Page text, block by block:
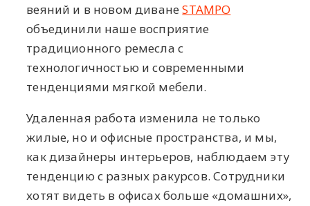
веяний и в новом диванеSTAMPO
объединили наше восприятие
традиционного ремесла с
технологичностью и современными
тенденциями мягкой мебели.
Удаленная работа изменила не только
жилые, но и офисные пространства, и мы,
как дизайнеры интерьеров, наблюдаем эту
тенденцию с разных ракурсов. Сотрудники
хотят видеть в офисах больше «домашних»,